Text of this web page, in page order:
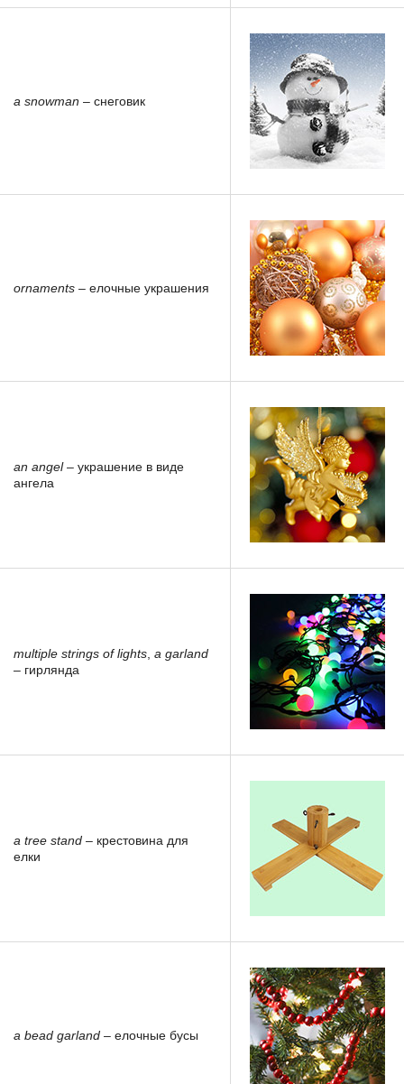
a snowman – снеговик
ornaments – елочные украшения
an angel– украшение в виде
ангела
multiple strings of lights a garland
– гирлянда
a tree stand – крестовина для
елки
a bead garland – елочные бусы